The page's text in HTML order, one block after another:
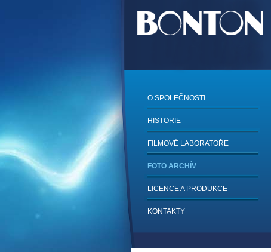
O SPOLEČNOSTI
HISTORIE
FILMOVÉ LABORATOŘE
FOTO ARCHÍV
LICENCE A PRODUKCE
KONTAKTY